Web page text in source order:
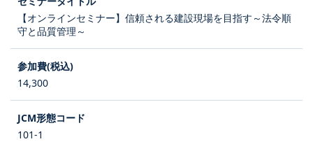
【オンラインセミナー】信頼される建設現場を目指す～法令順
守と品質管理～
14,300
101-1